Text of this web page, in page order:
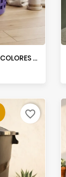
CESTA RUTHY GRANDE COLORES C/ASAS
favorite_border